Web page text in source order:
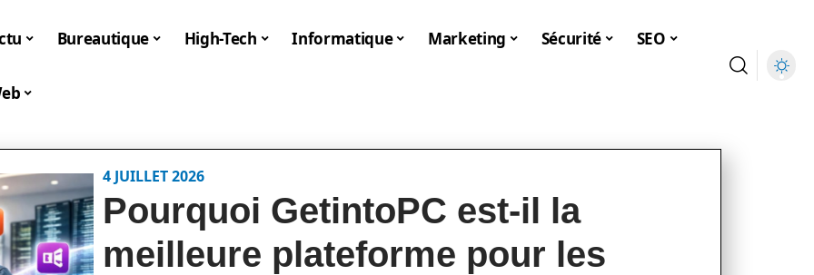
Bureautique High-Tech Informatique Marketing Sécurité SEO
4 JUILLET 2026
Pourquoi GetintoPC est-il la
meilleure plateforme pour les